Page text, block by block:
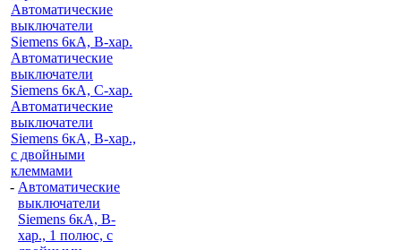
Автоматические
выключатели
Siemens 6кА, B-хар.
Автоматические
выключатели
Siemens 6кА, С-хар.
Автоматические
выключатели
Siemens 6кА, B-хар.,
с двойными
клеммами
- Автоматические
выключатели
Siemens 6кА, B-
хар., 1 полюс, с